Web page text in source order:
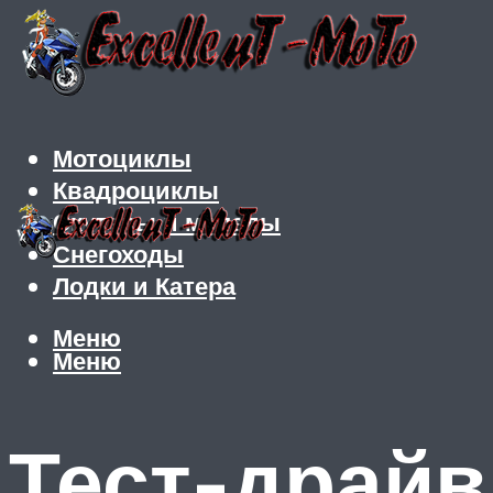
Мотоциклы
Квадроциклы
Скутеры и мопеды
Снегоходы
Лодки и Катера
Меню
Меню